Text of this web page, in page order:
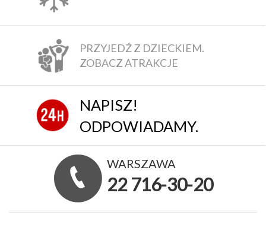
PRZYJEDŹ Z DZIECKIEM.
ZOBACZ ATRAKCJE
NAPISZ!
ODPOWIADAMY.
WARSZAWA
22 716-30-20